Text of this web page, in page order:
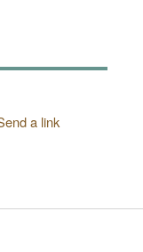
a link